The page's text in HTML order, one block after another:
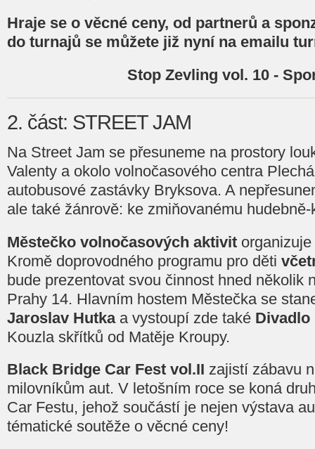
Hraje se o věcné ceny, od partnerů a
do turnajů se můžete již nyní na emailu
Stop Zevling vol. 10 -
2. část: STREET JAM
Na Street Jam se přesuneme na prostory
Valenty a okolo volnočasového centra
autobusové zastávky Bryksova. A
ale také žánrově: ke zmiňovanému
Městečko volnočasových aktivit
Kromě doprovodného programu pro děti
bude prezentovat svou činnost hned několik
Prahy 14. Hlavním hostem Městečka se
Jaroslav Hutkaa vystoupí zde také Divadlo
Kouzla skřítků od Matěje Kroupy.
Black Bridge Car Fest vol.II zajistí zábavu
milovníkům aut. V letošním roce se koná
Car Festu, jehož součástí je nejen výstava
tématické soutěže o věcné ceny!